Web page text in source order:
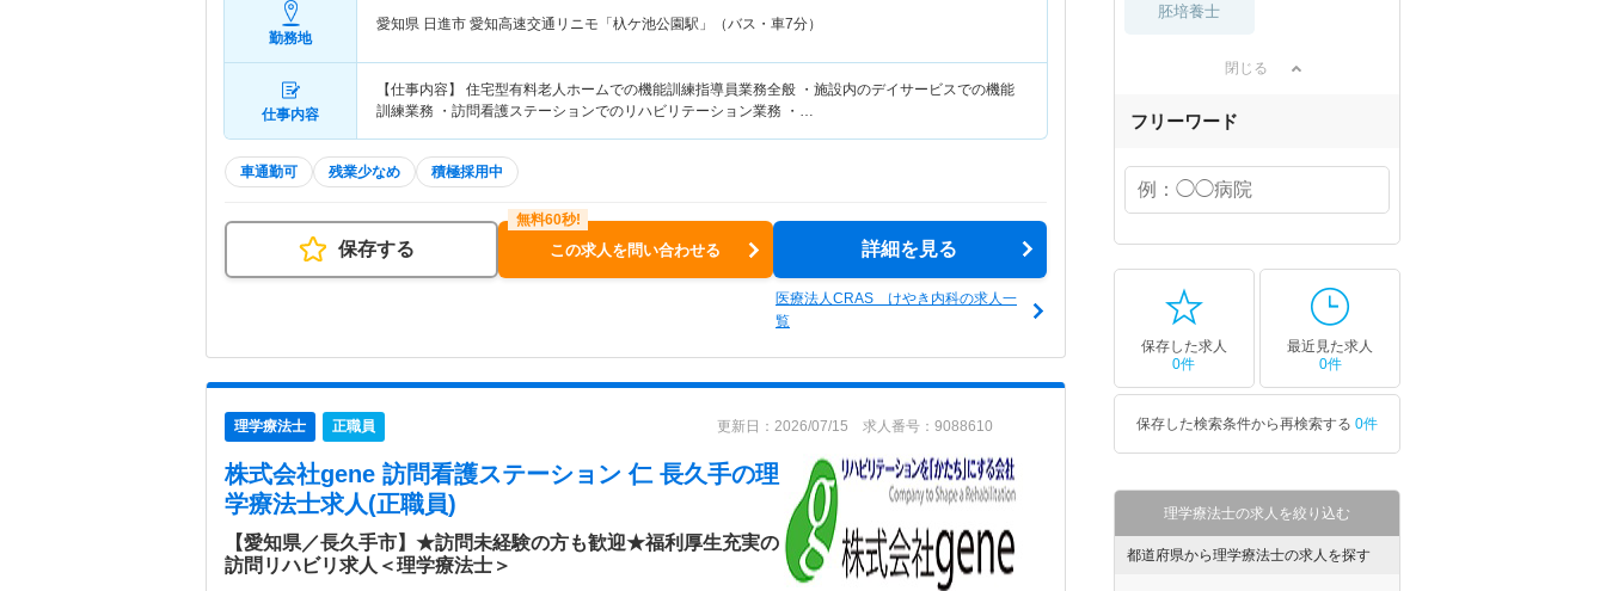
勤務地
愛知県 日進市 愛知高速交通リニモ「杁ケ池公園駅」（バス・車7分）
仕事内容
【仕事内容】 住宅型有料老人ホームでの機能訓練指導員業務全般 ・施設内のデイサービスでの機能
訓練業務 ・訪問看護ステーションでのリハビリテーション業務 ・…
車通勤可 残業少なめ 積極採用中
保存する この求人を問い合わせる 詳細を見る
医療法人CRAS けやき内科の求人一
覧
理学療法士 正職員 更新日：2026/07/15 求人番号：9088610
株式会社gene 訪問看護ステーション 仁 長久手の理
学療法士求人(正職員)
【愛知県／長久手市】★訪問未経験の方も歓迎★福利厚生充実の
訪問リハビリ求人＜理学療法士＞
胚培養士
閉じる
フリーワード
保存した求人
0件
最近見た求人
0件
保存した検索条件から再検索する 0件
理学療法士の求人を絞り込む
都道府県から理学療法士の求人を探す